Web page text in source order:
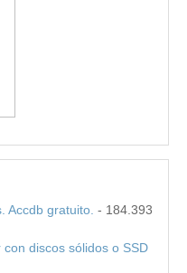
Accdb gratuito. - 184.393
discos sólidos o SSD